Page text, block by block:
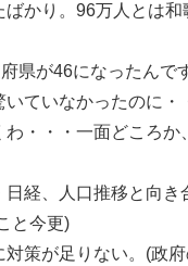
ばかり。96万人とは和
県が46になったんで
ていなかったのに・
わ・・・一面どころか
日経、人口推移と向き
と今更)
策が足りない。(政